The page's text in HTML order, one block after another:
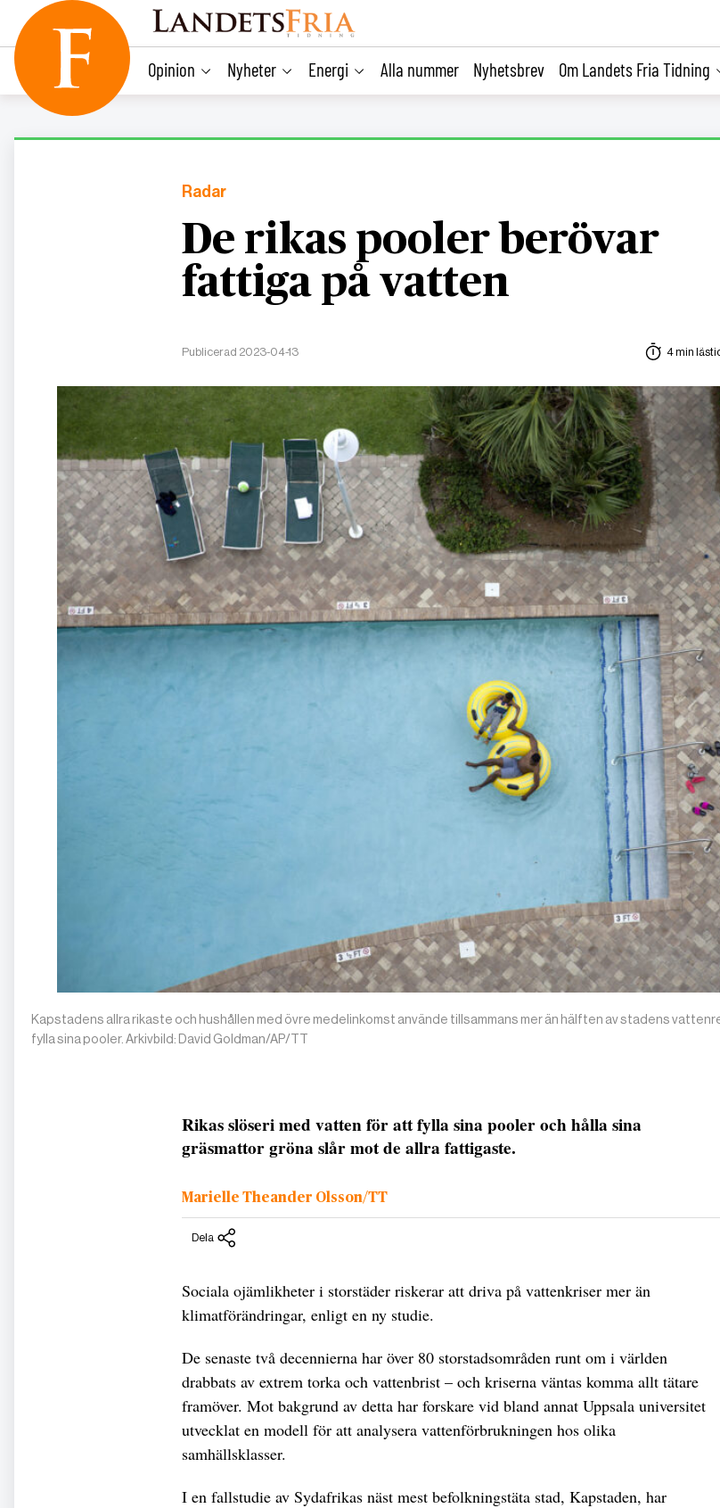
content
Opinion Nyheter Energi Alla nummer Nyhetsbrev Om Landets Fria Tidning
Radar
De rikas pooler berövar
fattiga på vatten
Publicerad 2023-04-13 4 min
Kapstadens allra rikaste och hushållen med övre medelinkomst använde tillsammans mer än hälften av stadens
fylla sina pooler. Arkivbild: David Goldman/AP/TT
Rikas slöseri med vatten för att fylla sina pooler och hålla sina
gräsmattor gröna slår mot de allra fattigaste.
Marielle Theander Olsson/TT
Dela
Sociala ojämlikheter i storstäder riskerar att driva på vattenkriser mer än
klimatförändringar, enligt en ny studie.
De senaste två decennierna har över 80 storstadsområden runt om i världen
drabbats av extrem torka och vattenbrist – och kriserna väntas komma allt tätare
framöver. Mot bakgrund av detta har forskare vid bland annat Uppsala universitet
utvecklat en modell för att analysera vattenförbrukningen hos olika
samhällsklasser.
I en fallstudie av Sydafrikas näst mest befolkningstäta stad, Kapstaden, har